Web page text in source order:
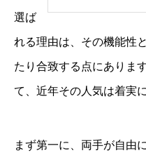
選ば
れる理由は、その機能性
たり合致する点にありま
て、近年その人気は着実
まず第一に、両手が自由